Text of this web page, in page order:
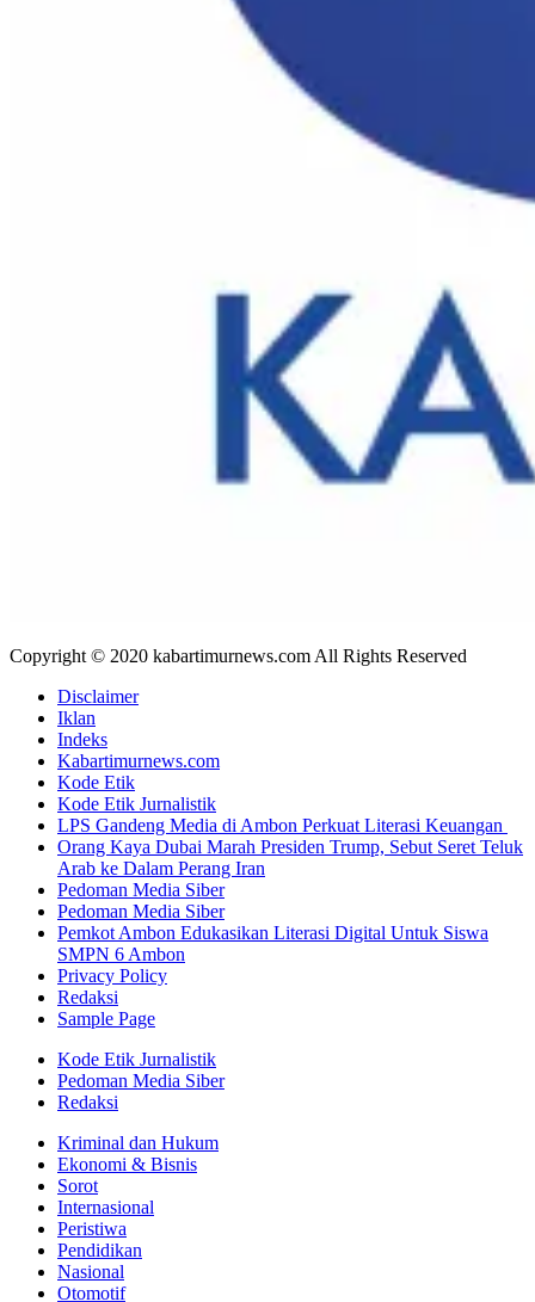
Copyright © 2020 kabartimurnews.com All Rights Reserved
Disclaimer
Iklan
Indeks
Kabartimurnews.com
Kode Etik
Kode Etik Jurnalistik
LPS Gandeng Media di Ambon Perkuat Literasi Keuangan
Orang Kaya Dubai Marah Presiden Trump, Sebut Seret Teluk
Arab ke Dalam Perang Iran
Pedoman Media Siber
Pedoman Media Siber
Pemkot Ambon Edukasikan Literasi Digital Untuk Siswa
SMPN 6 Ambon
Privacy Policy
Redaksi
Sample Page
Kode Etik Jurnalistik
Pedoman Media Siber
Redaksi
Kriminal dan Hukum
Ekonomi & Bisnis
Sorot
Internasional
Peristiwa
Pendidikan
Nasional
Otomotif